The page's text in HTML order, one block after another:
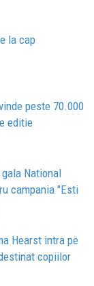
la cap
peste 70.000
editie
National
campania "Esti
Hearst intra pe
copiilor